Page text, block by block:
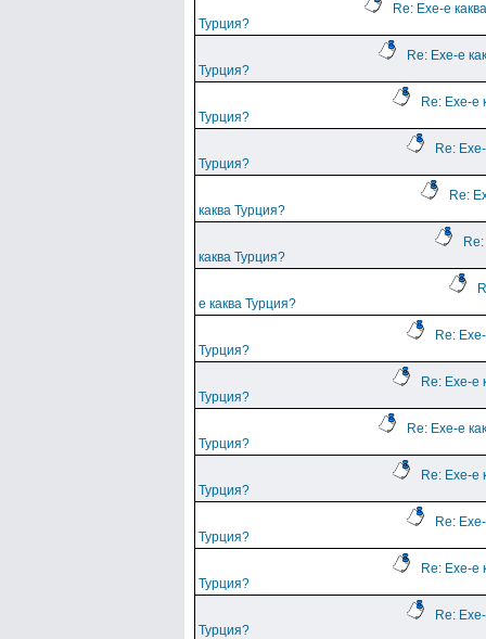
Re: Ехе-е каква
Турция?
Re: Ехе-е
Турция?
Re: Ехе-е
Турция?
Re:
Турция?
Re:
каква Турция?
каква Турция?
е каква Турция?
Re:
Турция?
Re: Ехе-е
Турция?
Re: Ехе-е
Турция?
Re: Ехе-е
Турция?
Re:
Турция?
Re: Ехе-е
Турция?
Re:
Турция?